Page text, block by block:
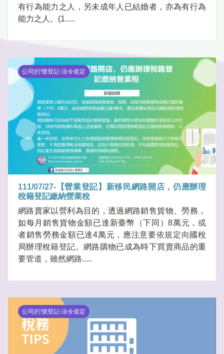
有行為能力之人，另未成年人已結婚者，亦為有行為
能力之人。(1.....
公司|行號登記-法令規定
111/07/27-【營業登記】新移民網路開店，仍應辦理
稅籍登記繳納營業稅
網路賣家以營利為目的，透過網路銷售貨物、勞務，
如每月銷售貨物金額已達新臺幣（下同）8萬元，或
者銷售勞務金額已達4萬元，應注意要依規定向國稅
局辦理稅籍登記。網路購物已成為時下買賣商品的重
要管道，雖然網路.....
公司|行號登記-法令規定